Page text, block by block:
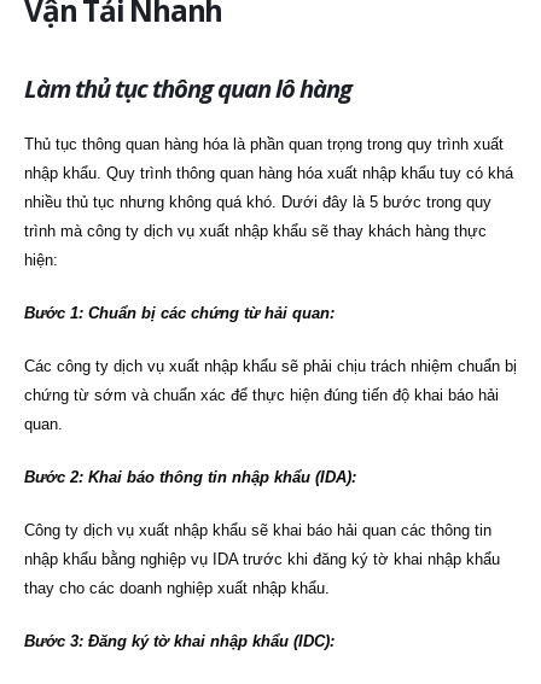
Vận Tải Nhanh
Làm thủ tục thông quan lô hàng
Thủ tục thông quan hàng hóa là phần quan trọng trong quy trình xuất
nhập khẩu. Quy trình thông quan hàng hóa xuất nhập khẩu tuy có khá
nhiều thủ tục nhưng không quá khó. Dưới đây là 5 bước trong quy
trình mà công ty dịch vụ xuất nhập khẩu sẽ thay khách hàng thực
hiện:
Bước 1: Chuẩn bị các chứng từ hải quan:
Các công ty dịch vụ xuất nhập khẩu sẽ phải chịu trách nhiệm chuẩn bị
chứng từ sớm và chuẩn xác để thực hiện đúng tiến độ khai báo hải
quan.
Bước 2: Khai báo thông tin nhập khẩu (IDA):
Công ty dịch vụ xuất nhập khẩu sẽ khai báo hải quan các thông tin
nhập khẩu bằng nghiệp vụ IDA trước khi đăng ký tờ khai nhập khẩu
thay cho các doanh nghiệp xuất nhập khẩu.
Bước 3: Đăng ký tờ khai nhập khẩu (IDC):